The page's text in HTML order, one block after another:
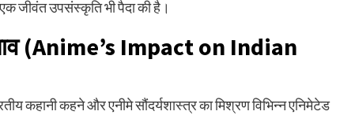
जीवंत उपसंस्कृति भी पैदा की है।
(Anime’s Impact on Indian
कहानी कहने और एनीमे सौंदर्यशास्त्र का मिश्रण विभिन्न एनिमेटेड